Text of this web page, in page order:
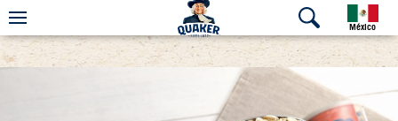
México